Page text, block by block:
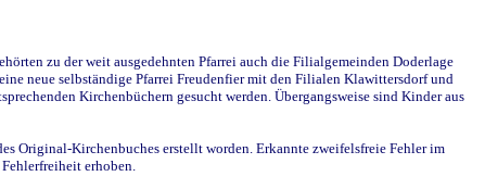
zu der weit ausgedehnten Pfarrei auch die Filialgemeinden Doderlage
neue selbständige Pfarrei Freudenfier mit den Filialen Klawittersdorf und
Kirchenbüchern gesucht werden. Übergangsweise sind Kinder aus
Original-Kirchenbuches erstellt worden. Erkannte zweifelsfreie Fehler im
erhoben.